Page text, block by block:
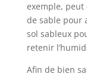
exemple, peut
de sable pour
sol sableux
retenir
Afin de bien